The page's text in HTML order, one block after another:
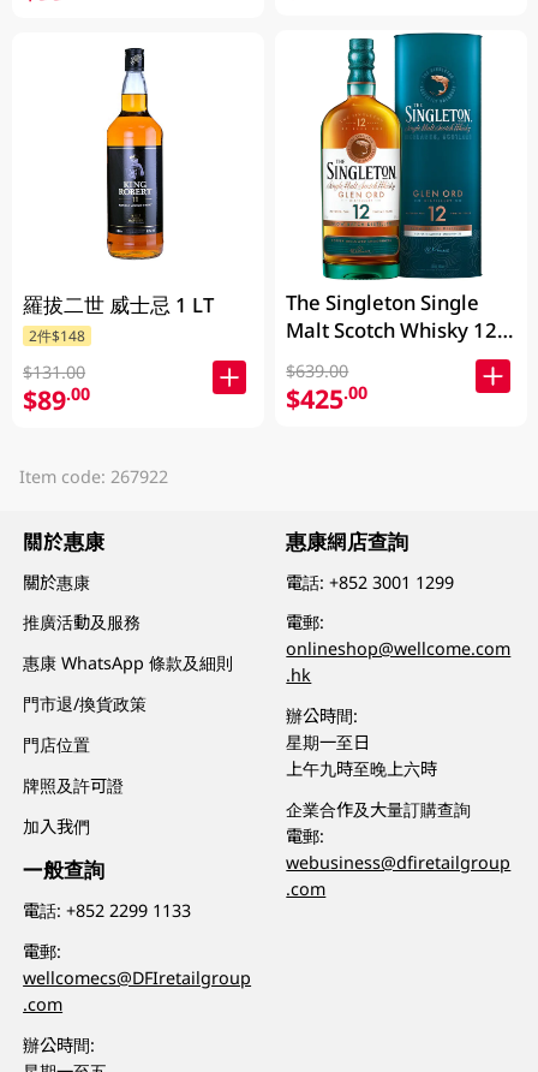
羅拔二世 威士忌 1 LT
2件$148
$131.00
$89.00
The Singleton Single
Malt Scotch Whisky 12
Years 700ML
$639.00
$425.00
Item code: 267922
關於惠康
關於惠康
推廣活動及服務
惠康 WhatsApp 條款及細則
門市退/換貨政策
門店位置
牌照及許可證
加入我們
一般查詢
電話:+852 2299 1133
電郵:
wellcomecs@DFIretailgroup
.com
辦公時間:
惠康網店查詢
電話:+852 3001 1299
電郵:
onlineshop@wellcome.com
.hk
辦公時間:
星期一至日
上午九時至晚上六時
企業合作及大量訂購查詢
電郵:
webusiness@dfiretailgroup
.com